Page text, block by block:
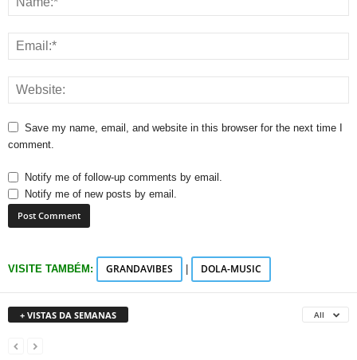
Save my name, email, and website in this browser for the next time I
comment.
Notify me of follow-up comments by email.
Notify me of new posts by email.
VISITE TAMBÉM: GRANDAVIBES DOLA-MUSIC
+ VISTAS DA SEMANAS All